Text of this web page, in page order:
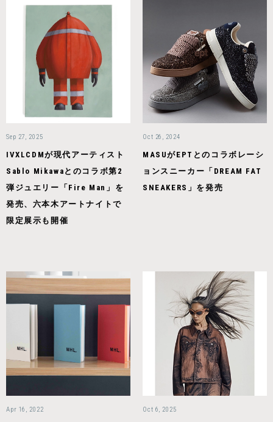
Sep 27, 2025
IVXLCDMが現代アーティスト
Sablo Mikawaとのコラボ第2
弾ジュエリー「Fire Man」を
発売、六本木アートナイトで
限定展示も開催
Oct 26, 2024
MASUがEPTとのコラボレーシ
ョンスニーカー「DREAM FAT
SNEAKERS」を発売
Apr 16, 2022 Oct 6, 2025